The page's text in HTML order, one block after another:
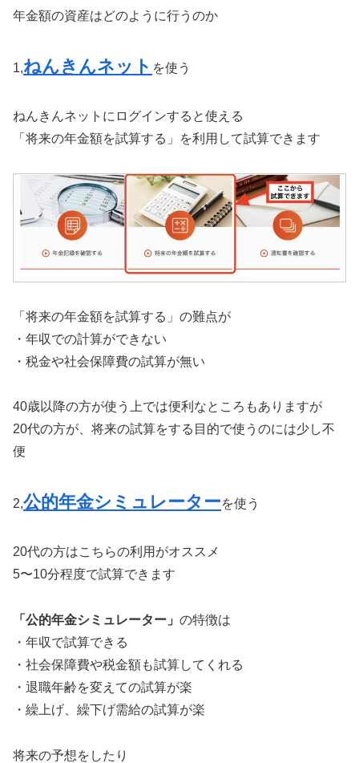
年金額の資産はどのように行うのか
1,ねんきんネット を使う
ねんきんネットにログインすると使える
「将来の年金額を試算する」を利用して試算できます
「将来の年金額を試算する」の難点が
・年収での計算ができない
・税金や社会保障費の試算が無い
40歳以降の方が使う上では便利なところもありますが
20代の方が、将来の試算をする目的で使うのには少し不
便
2,公的年金シミュレーターを使う
20代の方はこちらの利用がオススメ
5〜10分程度で試算できます
「公的年金シミュレーター」 の特徴は
・年収で試算できる
・社会保障費や税金額も試算してくれる
・退職年齢を変えての試算が楽
・繰上げ、繰下げ需給の試算が楽
将来の予想をしたり